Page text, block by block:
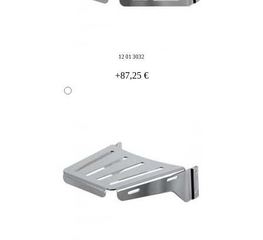
12 01 3032
+87,25 €